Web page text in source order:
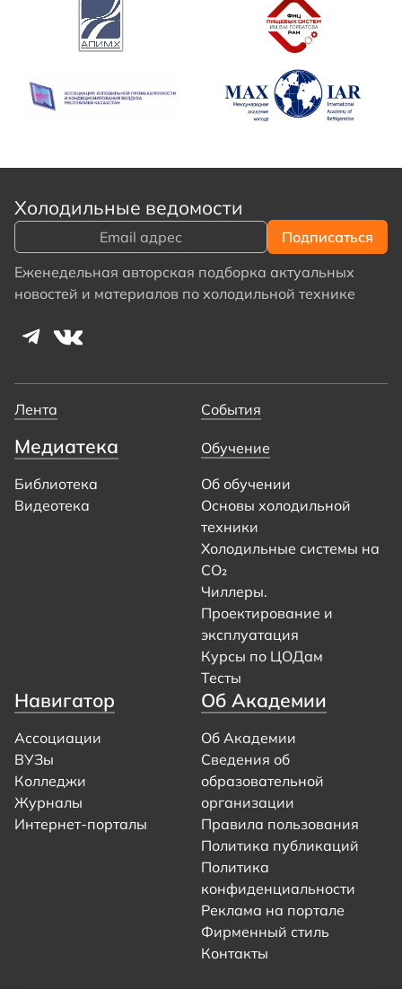
Холодильные ведомости
Еженедельная авторская подборка актуальных
новостей и материалов по холодильной технике
Лента События
Медиатека
Библиотека
Видеотека
Обучение
Об обучении
Основы холодильной
техники
Холодильные системы на
CO₂
Чиллеры.
Проектирование и
эксплуатация
Курсы по ЦОДам
Тесты
Навигатор
Ассоциации
ВУЗы
Колледжи
Журналы
Интернет-порталы
Об Академии
Об Академии
Сведения об
образовательной
организации
Правила пользования
Политика публикаций
Политика
конфиденциальности
Реклама на портале
Фирменный стиль
Контакты